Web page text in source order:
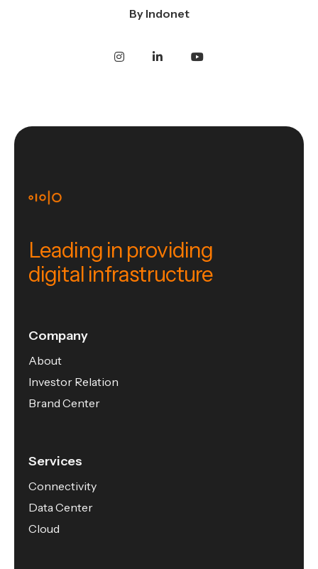
By Indonet
Leading in providing
digital infrastructure
Company
About
Investor Relation
Brand Center
Services
Connectivity
Data Center
Cloud